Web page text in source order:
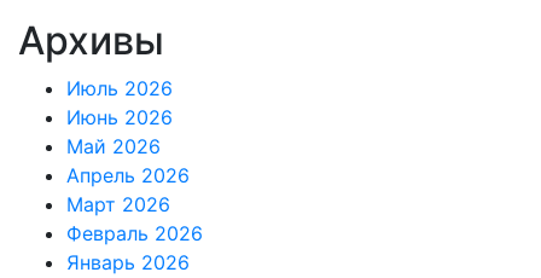
Архивы
Июль 2026
Июнь 2026
Май 2026
Апрель 2026
Март 2026
Февраль 2026
Январь 2026